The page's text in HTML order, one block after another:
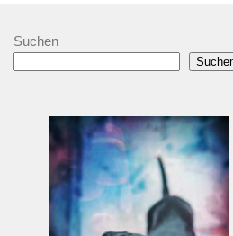
Suchen